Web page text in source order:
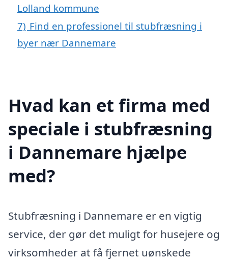
Lolland kommune
7) Find en professionel til stubfræsning i
byer nær Dannemare
Hvad kan et firma med
speciale i stubfræsning
i Dannemare hjælpe
med?
Stubfræsning i Dannemare er en vigtig
service, der gør det muligt for husejere og
virksomheder at få fjernet uønskede